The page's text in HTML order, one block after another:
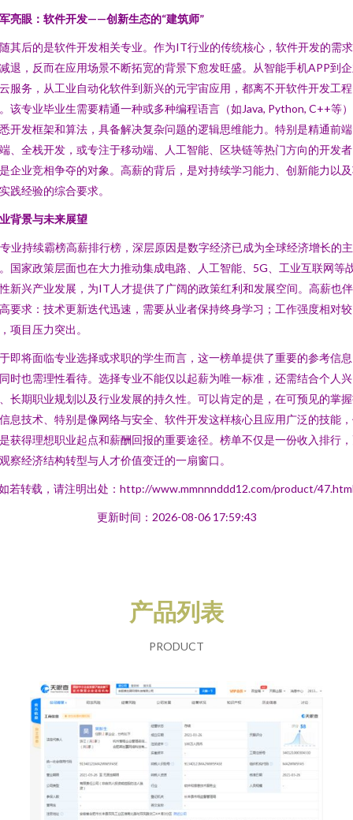
亮眼：软件开发——创新生态的“建筑师”
其后的是软件开发相关专业。作为IT行业的传统核心，软件开发的需
退，反而在应用场景不断拓宽的背景下愈发旺盛。从智能手机APP到
服务，从工业自动化软件到新兴的元宇宙应用，都离不开软件开发工程
该专业毕业生需要精通一种或多种编程语言（如Java, Python, C++等
开发框架和算法，具备解决复杂问题的逻辑思维能力。特别是精通前
、全栈开发，或专注于移动端、人工智能、区块链等热门方向的开发
企业竞相争夺的对象。高薪的背后，是对持续学习能力、创新能力以
践经验的综合要求。
背景与未来展望
业持续霸榜高薪排行榜，深层原因是数字经济已成为全球经济增长的
国家政策层面也在大力推动集成电路、人工智能、5G、工业互联网等
新兴产业发展，为IT人才提供了广阔的政策红利和发展空间。高薪也
要求：技术更新迭代迅速，需要从业者保持终身学习；工作强度相对较
项目压力突出。
即将面临专业选择或求职的学生而言，这一榜单提供了重要的参考信
时也需理性看待。选择专业不能仅以起薪为唯一标准，还需结合个人兴
长期职业规划以及行业发展的持久性。可以肯定的是，在可预见的掌
息技术、特别是像网络与安全、软件开发这样核心且应用广泛的技能
获得理想职业起点和薪酬回报的重要途径。榜单不仅是一份收入排行
察经济结构转型与人才价值变迁的一扇窗口。
若转载，请注明出处：http://www.mmnnnddd12.com/product/
更新时间：2026-08-06 17:59:43
产品列表
PRODUCT